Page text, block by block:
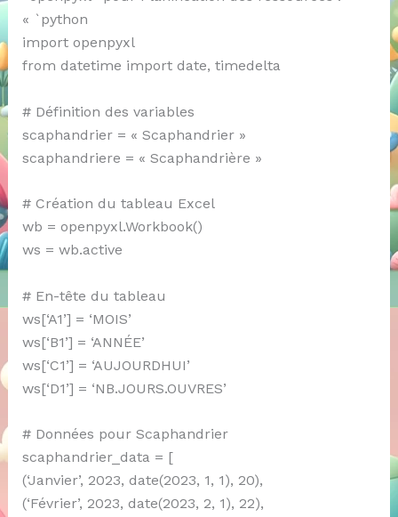
« `python
import openpyxl
from datetime import date, timedelta
# Définition des variables
scaphandrier = « Scaphandrier »
scaphandriere = « Scaphandrière »
# Création du tableau Excel
wb = openpyxl.Workbook()
ws = wb.active
# En-tête du tableau
ws[‘A1’] = ‘MOIS’
ws[‘B1’] = ‘ANNÉE’
ws[‘C1’] = ‘AUJOURDHUI’
ws[‘D1’] = ‘NB.JOURS.OUVRES’
# Données pour Scaphandrier
scaphandrier_data = [
(‘Janvier’, 2023, date(2023, 1, 1), 20),
(‘Février’, 2023, date(2023, 2, 1), 22),